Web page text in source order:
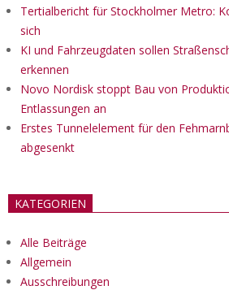
Tertialbericht für Stockholmer Metro:
sich
KI und Fahrzeugdaten sollen
erkennen
Novo Nordisk stoppt Bau von
Entlassungen an
Erstes Tunnelelement für den
abgesenkt
KATEGORIEN
Alle Beiträge
Allgemein
Ausschreibungen